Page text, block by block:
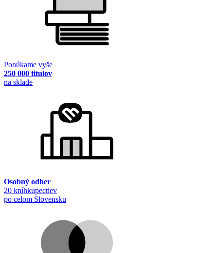
Ponúkame vyše
250 000 titulov
na sklade
Osobný odber
20 kníhkupectiev
po celom Slovensku